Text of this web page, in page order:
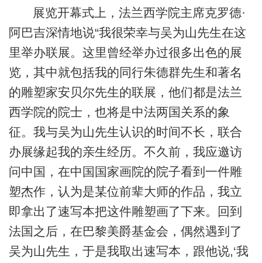
展览开幕式上，法兰西学院主席克罗德·
阿巴吉深情地说“我很荣幸与吴为山先生在这
里举办联展。这里曾经举办过很多出色的展
览，其中就包括我的同行朱德群先生和著名
的雕塑家安贝尔先生的联展，他们都是法兰
西学院的院士，也将是中法两国关系的象
征。我与吴为山先生认识的时间不长，联合
办展缘起我的亲生经历。不久前，我应邀访
问中国，在中国国家画院的院子看到一件雕
塑杰作，认为是某位前辈大师的作品，我立
即拿出了速写本把这件雕塑画了下来。回到
法国之后，在巴黎美爵基金会，偶然遇到了
吴为山先生，于是我取出速写本，跟他说,‘我